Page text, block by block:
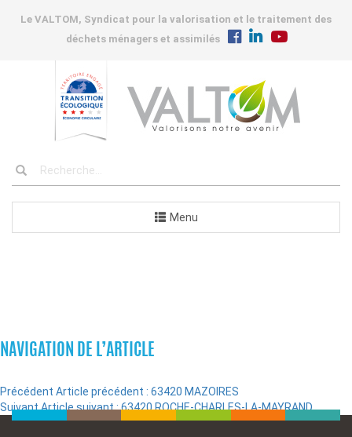
Le VALTOM, Syndicat pour la valorisation et le traitement des
déchets ménagers et assimilés
Menu
NAVIGATION DE L’ARTICLE
Précédent Article précédent : 63420 MAZOIRES
SuivantArticle suivant :63420 ROCHE-CHARLES-LA-MAYRAND